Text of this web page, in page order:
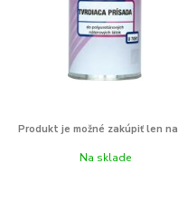
Na sklade